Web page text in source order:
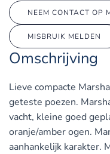
NEEM CONTACT OP
MISBRUIK MELDEN
Omschrijving
Lieve compacte
geteste poezen.
vacht, kleine goed
oranje/amber ogen.
aanhankelijk karakter.